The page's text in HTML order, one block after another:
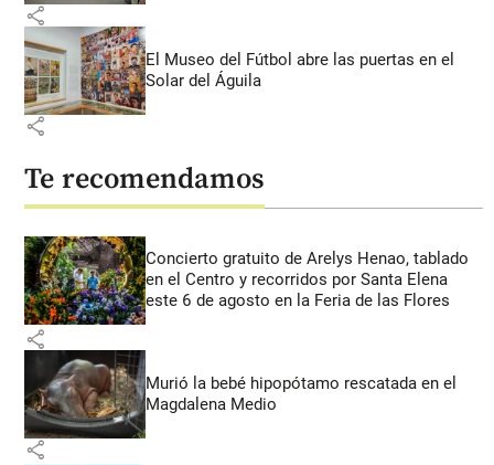
share
El Museo del Fútbol abre las puertas en el
Solar del Águila
share
Te recomendamos
Concierto gratuito de Arelys Henao, tablado
en el Centro y recorridos por Santa Elena
este 6 de agosto en la Feria de las Flores
share
Murió la bebé hipopótamo rescatada en el
Magdalena Medio
share